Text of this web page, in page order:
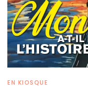
EN KIOSQUE